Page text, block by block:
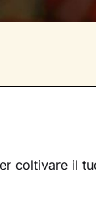
coltivare il